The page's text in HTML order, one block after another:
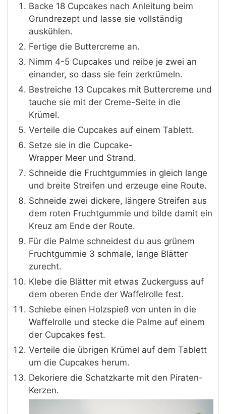
Backe 18 Cupcakes nach Anleitung beim
Grundrezept und lasse sie vollständig
auskühlen.
Fertige die Buttercreme an.
Nimm 4-5 Cupcakes und reibe je zwei an
einander, so dass sie fein zerkrümeln.
Bestreiche 13 Cupcakes mit Buttercreme und
tauche sie mit der Creme-Seite in die
Krümel.
Verteile die Cupcakes auf einem Tablett.
Setze sie in die Cupcake-
Wrapper Meer und Strand.
Schneide die Fruchtgummies in gleich lange
und breite Streifen und erzeuge eine Route.
Schneide zwei dickere, längere Streifen aus
dem roten Fruchtgummie und bilde damit ein
Kreuz am Ende der Route.
Für die Palme schneidest du aus grünem
Fruchtgummie 3 schmale, lange Blätter
zurecht.
Klebe die Blätter mit etwas Zuckerguss auf
dem oberen Ende der Waffelrolle fest.
Schiebe einen Holzspieß von unten in die
Waffelrolle und stecke die Palme auf einem
der Cupcakes fest.
Verteile die übrigen Krümel auf dem Tablett
um die Cupcakes herum.
Dekoriere die Schatzkarte mit den Piraten-
Kerzen.